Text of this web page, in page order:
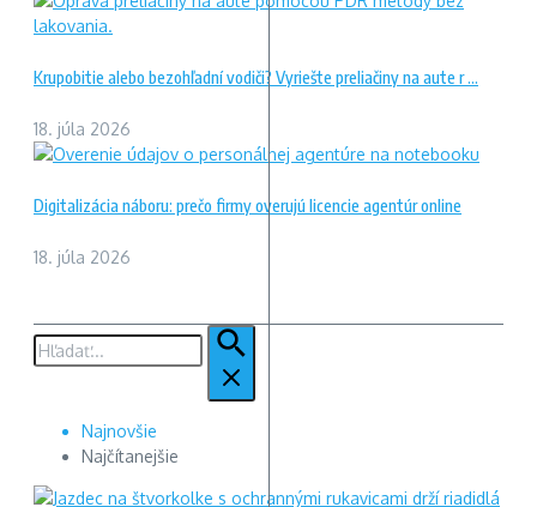
Krupobitie alebo bezohľadní vodiči? Vyriešte preliačiny na aute r ...
18. júla 2026
Digitalizácia náboru: prečo firmy overujú licencie agentúr online
18. júla 2026
Hľadať:
Najnovšie
Najčítanejšie